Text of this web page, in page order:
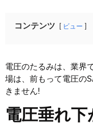
コンテンツ ビュー
電圧のたるみは、業界
場は、前もって電圧の
きません!
電圧垂れ